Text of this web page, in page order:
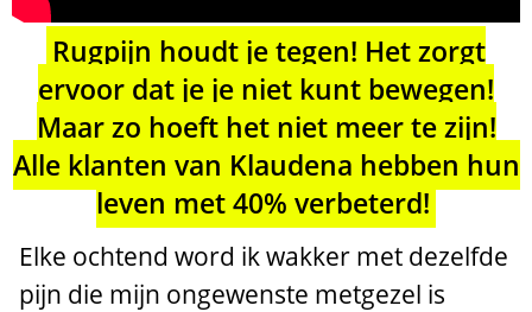
Rugpijn houdt je tegen! Het zorgt
ervoor dat je je niet kunt bewegen!
Maar zo hoeft het niet meer te zijn!
Alle klanten van Klaudena hebben hun
leven met 40% verbeterd!
Elke ochtend word ik wakker met dezelfde
pijn die mijn ongewenste metgezel is